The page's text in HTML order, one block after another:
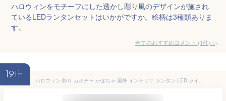
ハロウィンをモチーフにした透かし彫り風のデザインが施され
ているLEDランタンセットはいかがですか。絵柄は3種類ありま
す。
全てのおすすめコメント (1件) >
19th
ハロウィン 飾り カボチャ かぼちゃ 屋外 インテリア ランタン LED ライト 装飾 飾り付け おしゃれ 夜 おばけ イベント プレゼント かぼちゃ ジャックオーランタン ASNJ03